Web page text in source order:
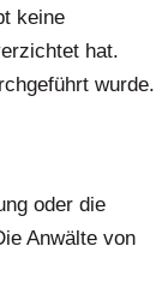
keine
hat.
wurde.
oder die
Anwälte von